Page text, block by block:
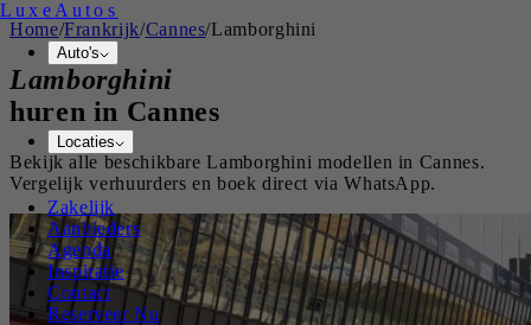
Luxe Autos
Auto's
Locaties
Zakelijk
Aanbieders
Agenda
Inspiratie
Contact
Reserveer Nu
Home/Frankrijk/Cannes/Lamborghini
Lamborghini
huren in Cannes
Bekijk alle beschikbareLamborghini modellen in Cannes.
Vergelijk verhuurders en boek direct via WhatsApp.